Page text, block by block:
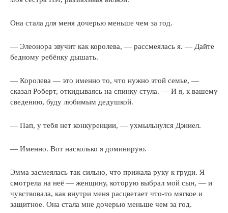
Она стала для меня дочерью меньше чем за год.
— Элеонора звучит как королева, — рассмеялась я. — Дайте
бедному ребёнку дышать.
— Королева — это именно то, что нужно этой семье, —
сказал Роберт, откидываясь на спинку стула. — И я, к вашему
сведению, буду любимым дедушкой.
— Пап, у тебя нет конкуренции, — ухмыльнулся Дэниел.
— Именно. Вот насколько я доминирую.
Эмма засмеялась так сильно, что прижала руку к груди. Я
смотрела на неё — женщину, которую выбрал мой сын, — и
чувствовала, как внутри меня расцветает что-то мягкое и
защитное. Она стала мне дочерью меньше чем за год.